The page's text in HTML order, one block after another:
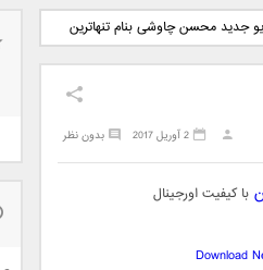
جدید مهدی
اسرار
دانلود آهنگ جدید فرزاد
فرزین بنام آتیش
جدید محسن چاوشی بنام تنهاترین
بدون نظر 2 آوریل 2017
با کیفیت اورجینال
Download